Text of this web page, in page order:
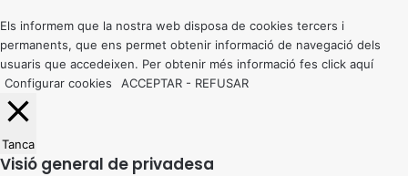
button
Els informem que la nostra web disposa de cookies tercers i
permanents, que ens permet obtenir informació de navegació dels
usuaris que accedeixen. Per obtenir més informació fes click aquí
Configurar cookies
ACCEPTAR - REFUSAR
Tanca
Visió general de privadesa